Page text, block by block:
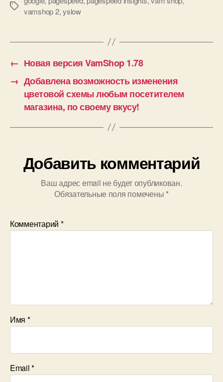
Меткиvamshop 2,yslow
← Новая версия VamShop 1.78
→ Добавлена возможность изменения
цветовой схемы любым посетителем
магазина, по своему вкусу!
Добавить комментарий
Ваш адрес email не будет опубликован.
Обязательные поля помечены *
Комментарий *
Имя *
Email*